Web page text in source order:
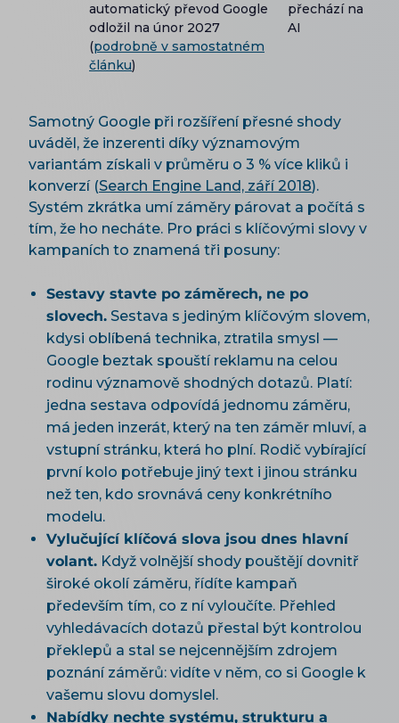
automatický převod Google
odložil na únor 2027
(podrobně v samostatném
článku)
přechází na
AI
Samotný Google při rozšíření přesné shody
uváděl, že inzerenti díky významovým
variantám získali v průměru o 3 % více kliků i
konverzí (Search Engine Land, září 2018).
Systém zkrátka umí záměry párovat a počítá s
tím, že ho necháte. Pro práci s klíčovými slovy v
kampaních to znamená tři posuny:
Sestavy stavte po záměrech, ne po
slovech. Sestava s jediným klíčovým slovem,
kdysi oblíbená technika, ztratila smysl —
Google beztak spouští reklamu na celou
rodinu významově shodných dotazů. Platí:
jedna sestava odpovídá jednomu záměru,
má jeden inzerát, který na ten záměr mluví, a
vstupní stránku, která ho plní. Rodič vybírající
první kolo potřebuje jiný text i jinou stránku
než ten, kdo srovnává ceny konkrétního
modelu.
Vylučující klíčová slova jsou dnes hlavní
volant. Když volnější shody pouštějí dovnitř
široké okolí záměru, řídíte kampaň
především tím, co z ní vyloučíte. Přehled
vyhledávacích dotazů přestal být kontrolou
překlepů a stal se nejcennějším zdrojem
poznání záměrů: vidíte v něm, co si Google k
vašemu slovu domyslel.
Nabídky nechte systému, strukturu a